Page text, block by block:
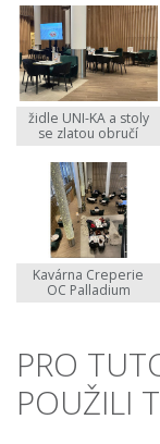
židle UNI-KA a stoly
se zlatou obručí
Kavárna Creperie
OC Palladium
PRO
POUŽILI